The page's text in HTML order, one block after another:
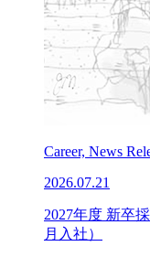
Career, News
2026.07.21
2027年度 新卒
月入社）